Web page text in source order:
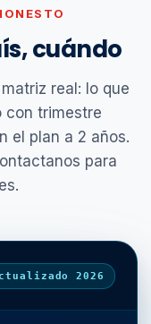
cuándo
real: lo que
con trimestre
el plan a 2 años.
para
2026